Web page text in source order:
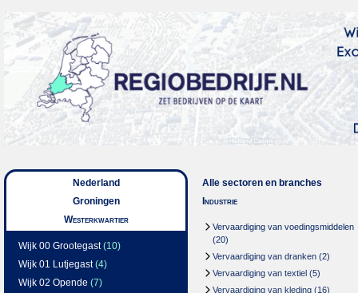
Nederland
Groningen
Westerkwartier
Wijk 00 Grootegast(10)
Wijk 01 Lutjegast(4)
Wijk 02 Opende (7)
Alle sectoren en branches
Industrie
Vervaardiging van voedingsmiddelen
(20)
Vervaardiging van dranken (2)
Vervaardiging van textiel (5)
Vervaardiging van kleding (16)